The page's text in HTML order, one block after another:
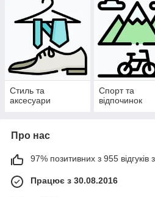
Стиль та
аксесуари
Спорт та
відпочинок
Про нас
97% позитивних з 955 відгуків
Працює з 30.08.2016